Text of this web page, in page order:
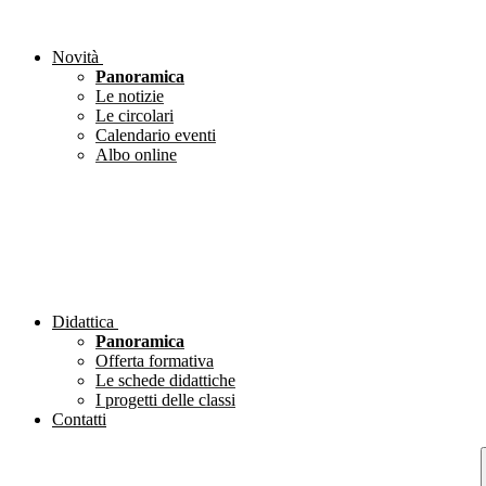
Novità
Panoramica
Le notizie
Le circolari
Calendario eventi
Albo online
Didattica
Panoramica
Offerta formativa
Le schede didattiche
I progetti delle classi
Contatti